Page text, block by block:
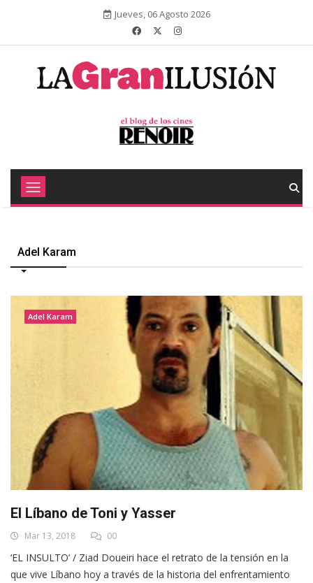
Jueves, 06 Agosto 2026
Adel Karam
Adel Karam
El Líbano de Toni y Yasser
Mar 13, 2018 00
‘EL INSULTO’ / Ziad Doueiri hace el retrato de la tensión en la
que vive Líbano hoy a través de la historia del enfrentamiento